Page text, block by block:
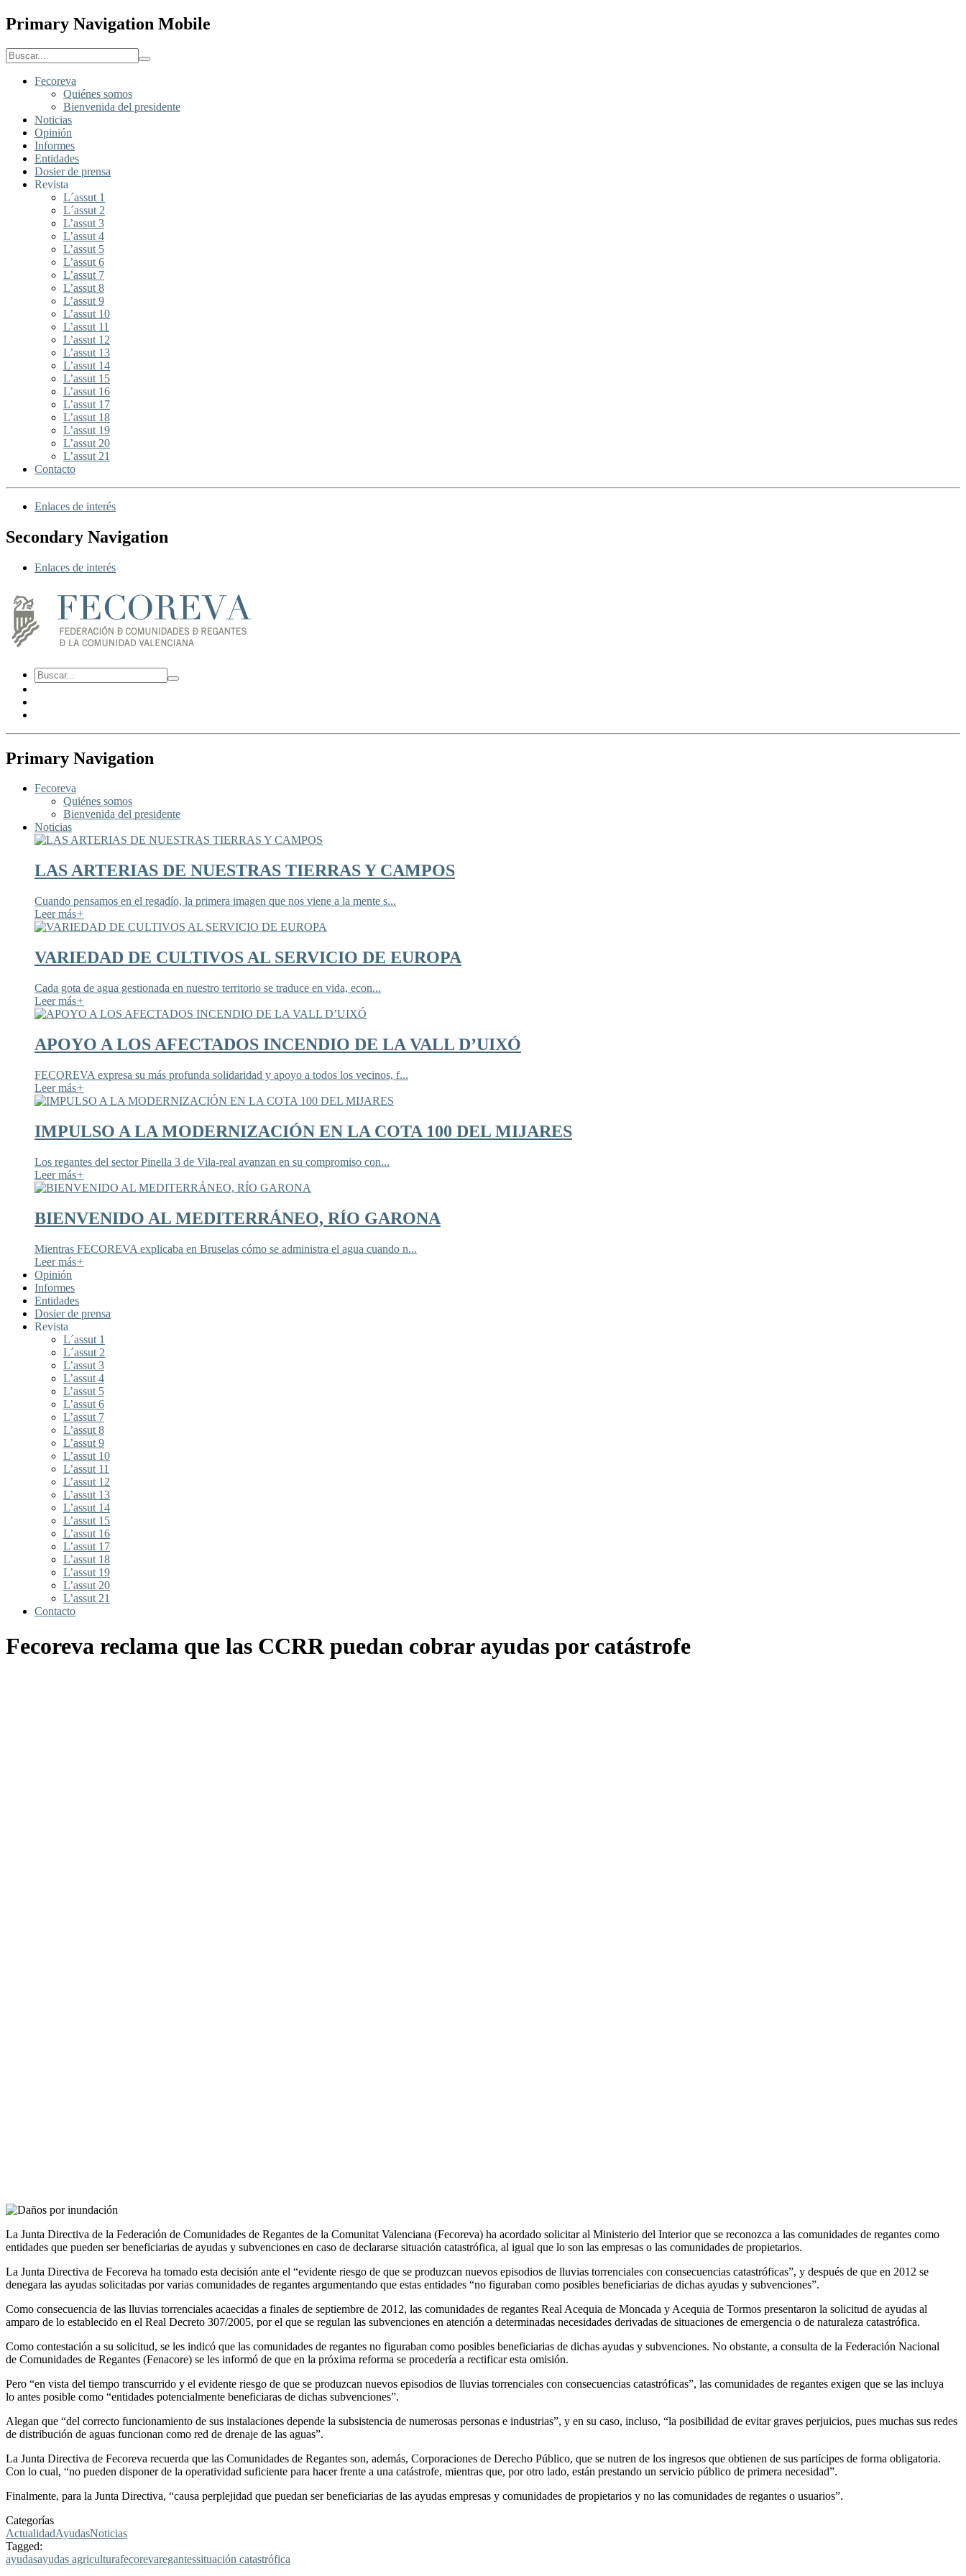
Primary Navigation Mobile
Fecoreva
Quiénes somos
Bienvenida del presidente
Noticias
Opinión
Informes
Entidades
Dosier de prensa
Revista
L´assut 1
L´assut 2
L’assut 3
L’assut 4
L’assut 5
L’assut 6
L’assut 7
L’assut 8
L’assut 9
L’assut 10
L’assut 11
L’assut 12
L’assut 13
L’assut 14
L’assut 15
L’assut 16
L’assut 17
L’assut 18
L’assut 19
L’assut 20
L’assut 21
Contacto
Enlaces de interés
Secondary Navigation
Enlaces de interés
Primary Navigation
Fecoreva
Quiénes somos
Bienvenida del presidente
Noticias
LAS ARTERIAS DE NUESTRAS TIERRAS Y CAMPOS
Cuando pensamos en el regadío, la primera imagen que nos viene a la mente s...
Leer más+
VARIEDAD DE CULTIVOS AL SERVICIO DE EUROPA
Cada gota de agua gestionada en nuestro territorio se traduce en vida, econ...
Leer más+
APOYO A LOS AFECTADOS INCENDIO DE LA VALL D’UIXÓ
FECOREVA expresa su más profunda solidaridad y apoyo a todos los vecinos, f...
Leer más+
IMPULSO A LA MODERNIZACIÓN EN LA COTA 100 DEL MIJARES
Los regantes del sector Pinella 3 de Vila-real avanzan en su compromiso con...
Leer más+
BIENVENIDO AL MEDITERRÁNEO, RÍO GARONA
Mientras FECOREVA explicaba en Bruselas cómo se administra el agua cuando n...
Leer más+
Opinión
Informes
Entidades
Dosier de prensa
Revista
L´assut 1
L´assut 2
L’assut 3
L’assut 4
L’assut 5
L’assut 6
L’assut 7
L’assut 8
L’assut 9
L’assut 10
L’assut 11
L’assut 12
L’assut 13
L’assut 14
L’assut 15
L’assut 16
L’assut 17
L’assut 18
L’assut 19
L’assut 20
L’assut 21
Contacto
Fecoreva reclama que las CCRR puedan cobrar ayudas por catástrofe
La Junta Directiva de la Federación de Comunidades de Regantes de la Comunitat Valenciana (Fecoreva) ha acordado solicitar al Ministerio del Interior que se reconozca a las comunidades de regantes como
entidades que pueden ser beneficiarias de ayudas y subvenciones en caso de declararse situación catastrófica, al igual que lo son las empresas o las comunidades de propietarios.
La Junta Directiva de Fecoreva ha tomado esta decisión ante el “evidente riesgo de que se produzcan nuevos episodios de lluvias torrenciales con consecuencias catastróficas”, y después de que en 2012 se
denegara las ayudas solicitadas por varias comunidades de regantes argumentando que estas entidades “no figuraban como posibles beneficiarias de dichas ayudas y subvenciones”.
Como consecuencia de las lluvias torrenciales acaecidas a finales de septiembre de 2012, las comunidades de regantes Real Acequia de Moncada y Acequia de Tormos presentaron la solicitud de ayudas al
amparo de lo establecido en el Real Decreto 307/2005, por el que se regulan las subvenciones en atención a determinadas necesidades derivadas de situaciones de emergencia o de naturaleza catastrófica.
Como contestación a su solicitud, se les indicó que las comunidades de regantes no figuraban como posibles beneficiarias de dichas ayudas y subvenciones. No obstante, a consulta de la Federación Nacional
de Comunidades de Regantes (Fenacore) se les informó de que en la próxima reforma se procedería a rectificar esta omisión.
Pero “en vista del tiempo transcurrido y el evidente riesgo de que se produzcan nuevos episodios de lluvias torrenciales con consecuencias catastróficas”, las comunidades de regantes exigen que se las incluya
lo antes posible como “entidades potencialmente beneficiaras de dichas subvenciones”.
Alegan que “del correcto funcionamiento de sus instalaciones depende la subsistencia de numerosas personas e industrias”, y en su caso, incluso, “la posibilidad de evitar graves perjuicios, pues muchas sus redes
de distribución de aguas funcionan como red de drenaje de las aguas”.
La Junta Directiva de Fecoreva recuerda que las Comunidades de Regantes son, además, Corporaciones de Derecho Público, que se nutren de los ingresos que obtienen de sus partícipes de forma obligatoria.
Con lo cual, “no pueden disponer de la operatividad suficiente para hacer frente a una catástrofe, mientras que, por otro lado, están prestando un servicio público de primera necesidad”.
Finalmente, para la Junta Directiva, “causa perplejidad que puedan ser beneficiarias de las ayudas empresas y comunidades de propietarios y no las comunidades de regantes o usuarios”.
Categorías
ActualidadAyudasNoticias
Tagged:
ayudasayudas agriculturafecorevaregantessituación catastrófica